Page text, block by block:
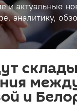
и актуальные
аналитику,
и